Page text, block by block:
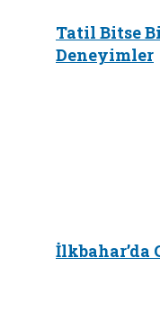
Tatil Bitse
Deneyimler
İlkbahar’da